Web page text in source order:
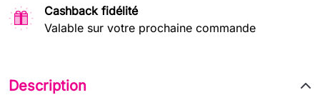
Cashback fidélité
Valable sur votre prochaine commande
Description